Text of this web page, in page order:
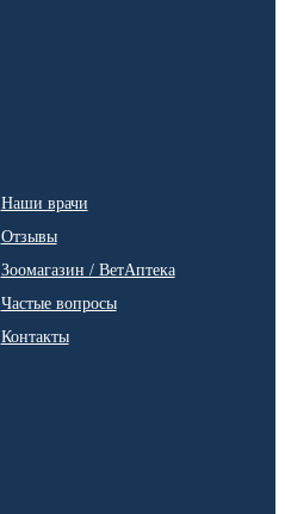
Наши врачи
Отзывы
Зоомагазин / ВетАптека
Частые вопросы
Контакты